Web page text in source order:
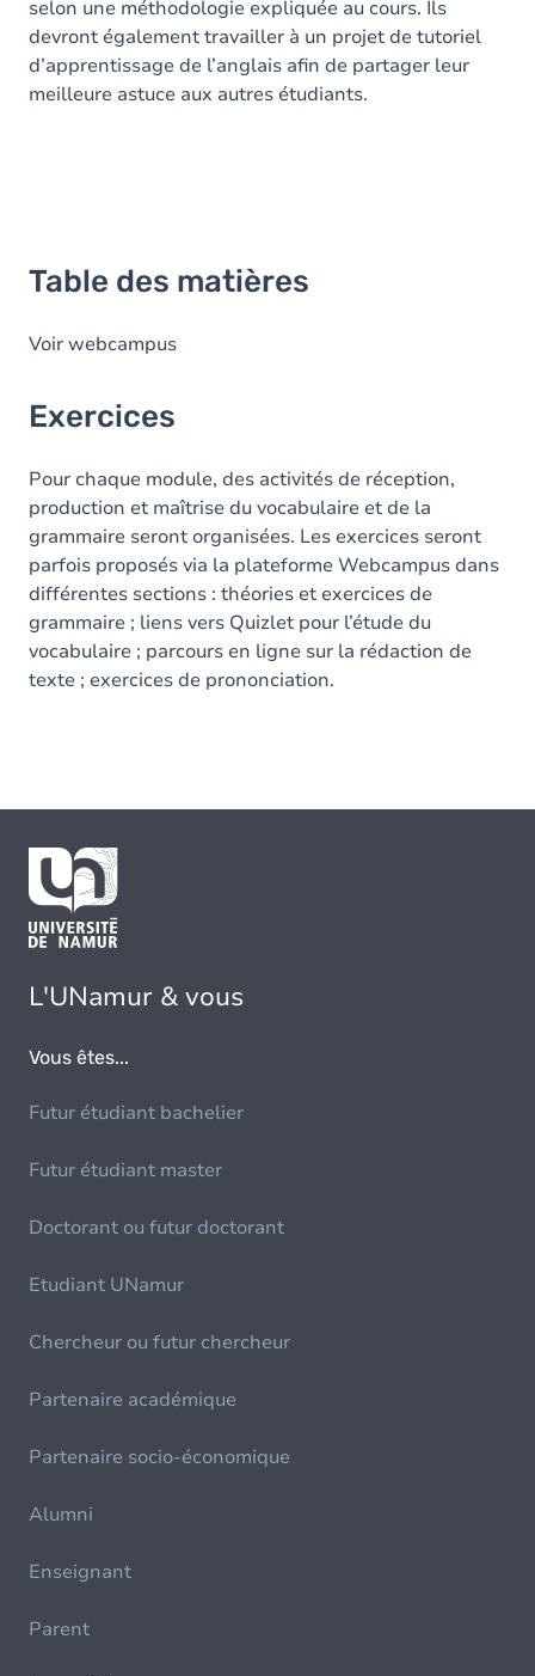
selon une méthodologie expliquée au cours. Ils
devront également travailler à un projet de tutoriel
d’apprentissage de l’anglais afin de partager leur
meilleure astuce aux autres étudiants.
Table des matières
Voir webcampus
Exercices
Pour chaque module, des activités de réception,
production et maîtrise du vocabulaire et de la
grammaire seront organisées. Les exercices seront
parfois proposés via la plateforme Webcampus dans
différentes sections : théories et exercices de
grammaire ; liens vers Quizlet pour l’étude du
vocabulaire ; parcours en ligne sur la rédaction de
texte ; exercices de prononciation.
L'UNamur & vous
Vous êtes...
Futur étudiant bachelier
Futur étudiant master
Doctorant ou futur doctorant
Etudiant UNamur
Chercheur ou futur chercheur
Partenaire académique
Partenaire socio-économique
Alumni
Enseignant
Parent